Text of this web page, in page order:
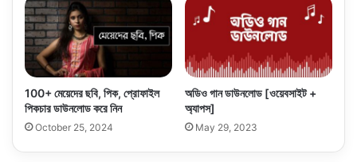
100+ মেয়েদের ছবি, পিক, প্রোফাইল
পিকচার ডাউনলোড করে নিন
October 25, 2024
অডিও গান ডাউনলোড [ওয়েবসাইট +
অ্যাপস]
May 29, 2023